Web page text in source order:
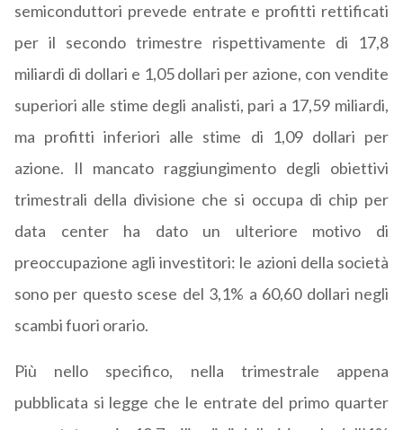
semiconduttori prevede entrate e profitti rettificati
per il secondo trimestre rispettivamente di 17,8
miliardi di dollari e 1,05 dollari per azione, con vendite
superiori alle stime degli analisti, pari a 17,59 miliardi,
ma profitti inferiori alle stime di 1,09 dollari per
azione. Il mancato raggiungimento degli obiettivi
trimestrali della divisione che si occupa di chip per
data center ha dato un ulteriore motivo di
preoccupazione agli investitori: le azioni della società
sono per questo scese del 3,1% a 60,60 dollari negli
scambi fuori orario.
Più nello specifico, nella trimestrale appena
pubblicata si legge che le entrate del primo quarter